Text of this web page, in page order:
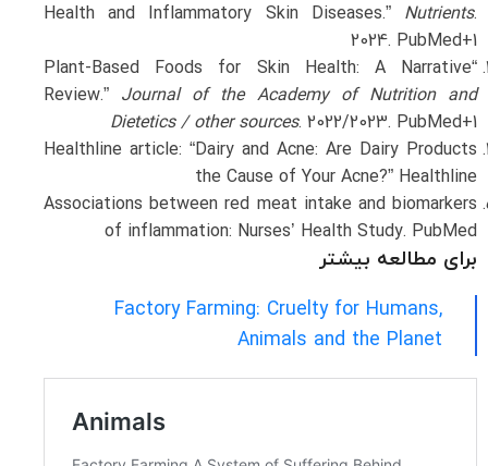
Health and Inflammatory Skin Diseases.” Nutrients.
2024. PubMed+1
“Plant-Based Foods for Skin Health: A Narrative
Review.” Journal of the Academy of Nutrition and
Dietetics / other sources. 2022/2023. PubMed+1
Healthline article: “Dairy and Acne: Are Dairy Products
the Cause of Your Acne?” Healthline
Associations between red meat intake and biomarkers
of inflammation: Nurses’ Health Study. PubMed
برای مطالعه بیشتر
Factory Farming: Cruelty for Humans,
Animals and the Planet